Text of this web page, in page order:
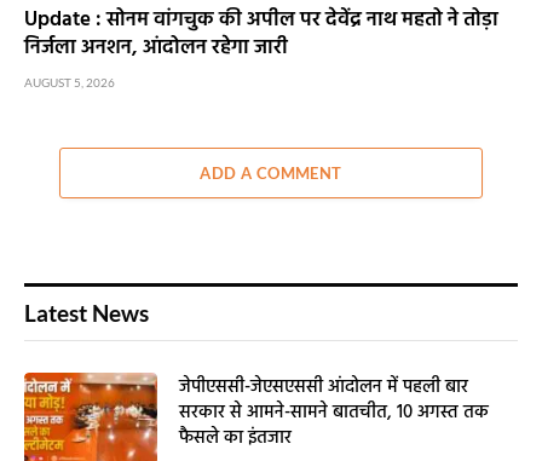
Update : सोनम वांगचुक की अपील पर देवेंद्र नाथ महतो ने तोड़ा
निर्जला अनशन, आंदोलन रहेगा जारी
AUGUST 5, 2026
ADD A COMMENT
Latest News
जेपीएससी-जेएसएससी आंदोलन में पहली बार
सरकार से आमने-सामने बातचीत, 10 अगस्त तक
फैसले का इंतजार